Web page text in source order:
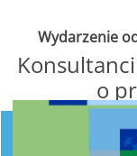
o
Wydarzenie